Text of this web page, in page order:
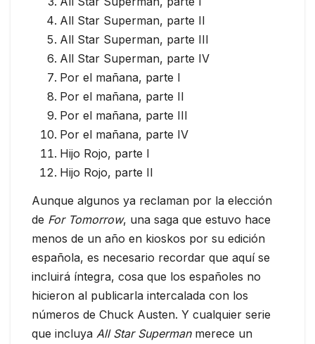
All Star Superman, parte II
All Star Superman, parte III
All Star Superman, parte IV
Por el mañana, parte I
Por el mañana, parte II
Por el mañana, parte III
Por el mañana, parte IV
Hijo Rojo, parte I
Hijo Rojo, parte II
Aunque algunos ya reclaman por la elección
de For Tomorrow, una saga que estuvo hace
menos de un año en kioskos por su edición
española, es necesario recordar que aquí se
incluirá íntegra, cosa que los españoles no
hicieron al publicarla intercalada con los
números de Chuck Austen. Y cualquier serie
que incluya All Star Supermanmerece un